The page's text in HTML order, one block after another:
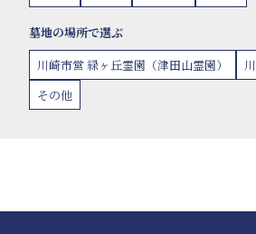
墓地の場所で選ぶ
川崎市営 緑ヶ丘霊園（津田山霊園）
その他